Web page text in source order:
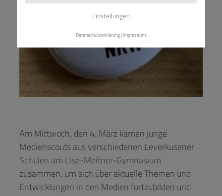
Am Mittwoch, den 4. März kamen junge
Medienscouts aus verschiedenen Leverkusener
Schulen am Lise-Meitner-Gymnasium
zusammen, um sich über aktuelle Themen und
Entwicklungen in den Medien fortzubilden und
Einstellungen
Datenschutzerklärung|Impressum